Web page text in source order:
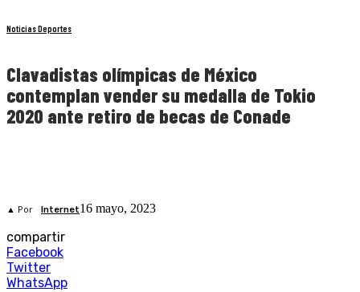
Noticias Deportes
Clavadistas olímpicas de México
contemplan vender su medalla de Tokio
2020 ante retiro de becas de Conade
▲ Por Internet16 mayo, 2023
compartir
Facebook
Twitter
WhatsApp